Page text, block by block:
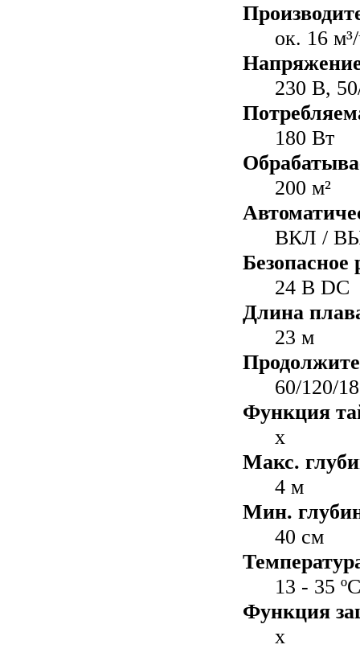
ок. 16
230 В,
180 Вт
200 м²
ВКЛ /
24 В DC
Длина
23 м
60/120/
Функция
x
Макс.
4 м
Мин.
40 см
13 - 35 ºC
Функция
x